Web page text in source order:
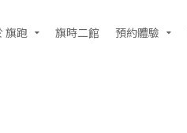
旗跑 旗時二館 預約體驗